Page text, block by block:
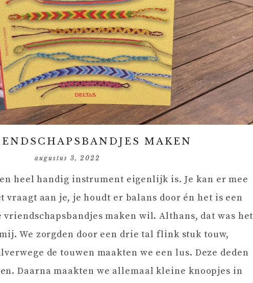
MAKEN
augustus 3, 2022
heel handig instrument eigenlijk is. Je kan er mee
vraagt aan je, je houdt er balans door én het is een
maken wil. Althans, dat was het
We zorgden door een drie tal flink stuk touw,
de touwen maakten we een lus. Deze deden
Daarna maakten we allemaal kleine knoopjes in